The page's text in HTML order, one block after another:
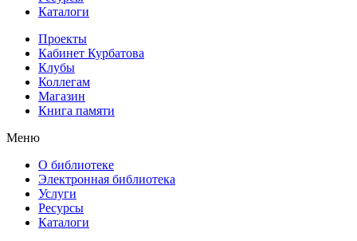
Каталоги
Проекты
Кабинет Курбатова
Клубы
Коллегам
Магазин
Книга памяти
Меню
О библиотеке
Электронная библиотека
Услуги
Ресурсы
Каталоги